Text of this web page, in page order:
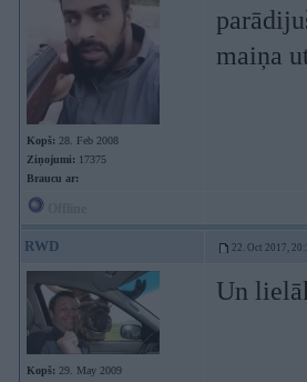
Kopš: 28. Feb 2008
Ziņojumi: 17375
Braucu ar:
maiņa
RWD 22. Oct 2017,
Kopš: 29. May 2009
Un